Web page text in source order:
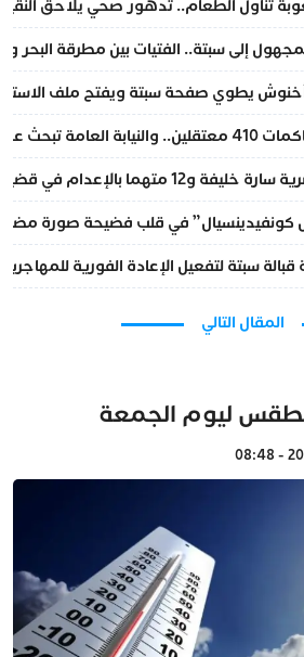
تناول الطعام.. تدهور صحي يلاحق النقيب
إلى سبتة.. الفتيات بين مطرقة البحر
أخنوش يطوي صفحة سبتة ويفتح ملف
عن حل قانوني
في قضية هزت بلاد الفراعنة
كونفيدينسيال” في قلب فضيحة صورة
قبالة سبتة لتفعيل الإعادة الفورية للمهاجرين
المقال التالي
ليوم الجمعة